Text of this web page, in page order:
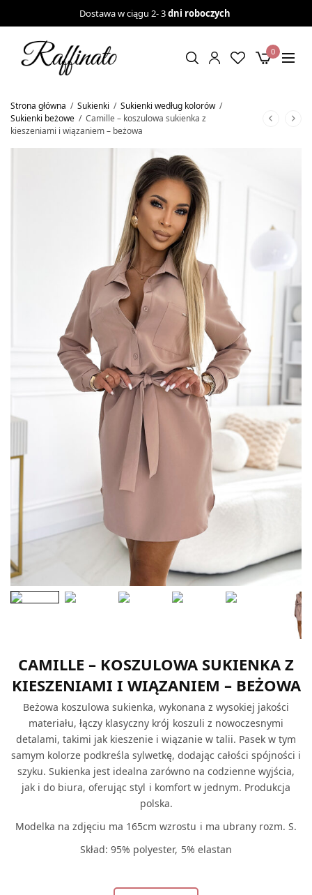
Dostawa w ciągu 2- 3dni roboczych
0
Strona główna / Sukienki / Sukienki według kolorów /
Sukienki beżowe / Camille – koszulowa sukienka z
kieszeniami i wiązaniem – beżowa
CAMILLE – KOSZULOWA SUKIENKA Z
KIESZENIAMI I WIĄZANIEM – BEŻOWA
Beżowa koszulowa sukienka, wykonana z wysokiej jakości
materiału, łączy klasyczny krój koszuli z nowoczesnymi
detalami, takimi jak kieszenie i wiązanie w talii. Pasek w tym
samym kolorze podkreśla sylwetkę, dodając całości spójności i
szyku. Sukienka jest idealna zarówno na codzienne wyjścia,
jak i do biura, oferując styl i komfort w jednym. Produkcja
polska.
Modelka na zdjęciu ma 165cm wzrostu i ma ubrany rozm. S.
Skład: 95% polyester, 5% elastan